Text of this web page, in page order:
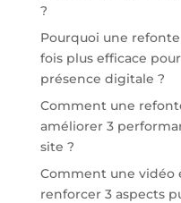
?
Pourquoi une
fois plus efficace
présence digitale ?
Comment une
améliorer 3
site ?
Comment une vidéo
renforcer 3 aspects